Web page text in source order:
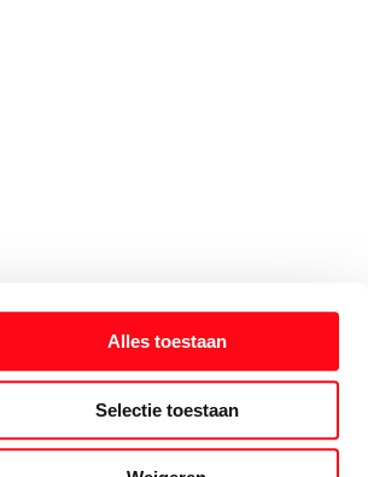
Alles toestaan
Selectie toestaan